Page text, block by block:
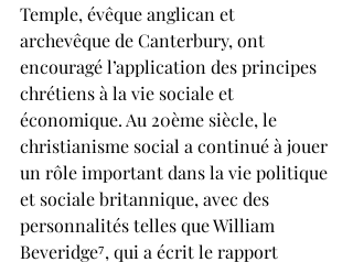
Temple, évêque anglican et
archevêque de Canterbury, ont
encouragé l’application des principes
chrétiens à la vie sociale et
économique. Au 20ème siècle, le
christianisme social a continué à jouer
un rôle important dans la vie politique
et sociale britannique, avec des
personnalités telles que William
Beveridge⁷, qui a écrit le rapport